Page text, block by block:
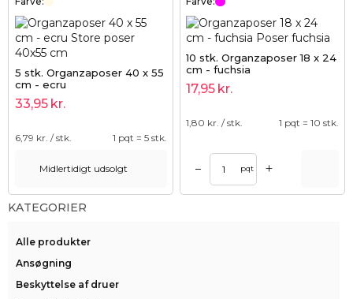
5 stk. Organzaposer 40 x 55
cm - ecru
33,95 kr.
6,79 kr. / stk. 1 pqt = 5 stk.
Midlertidigt udsolgt
10 stk. Organzaposer 18 x 24
cm - fuchsia
17,95 kr.
1,80 kr. / stk. 1 pqt = 10 stk.
– pqt +
KATEGORIER
Alle produkter
Ansøgning
Beskyttelse af druer